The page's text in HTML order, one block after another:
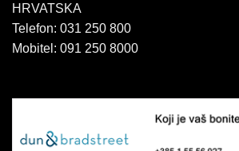
HRVATSKA
Telefon: 031 250 800
Mobitel: 091 250 8000